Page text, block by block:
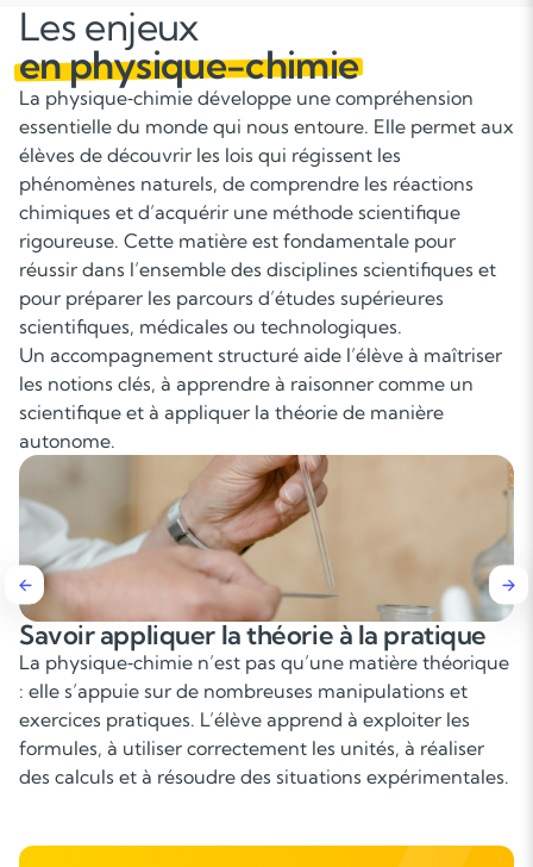
Les enjeux
en physique-chimie
La physique‑chimie développe une compréhension
essentielle du monde qui nous entoure. Elle permet aux
élèves de découvrir les lois qui régissent les
phénomènes naturels, de comprendre les réactions
chimiques et d’acquérir une méthode scientifique
rigoureuse. Cette matière est fondamentale pour
réussir dans l’ensemble des disciplines scientifiques et
pour préparer les parcours d’études supérieures
scientifiques, médicales ou technologiques.
Un accompagnement structuré aide l’élève à maîtriser
les notions clés, à apprendre à raisonner comme un
scientifique et à appliquer la théorie de manière
autonome.
Relier la physique‑chimie aux autres
matières scientifiques
La discipline est étroitement liée aux mathématiques,
SVT, technologie et informatique. Développer les
compétences en physique‑chimie renforce la logique
scientifique, les capacités de modélisation et la